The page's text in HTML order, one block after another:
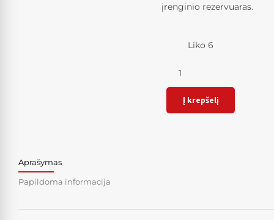
įrenginio rezervuaras.
Liko 6
Į krepšelį
Aprašymas
Papildoma informacija